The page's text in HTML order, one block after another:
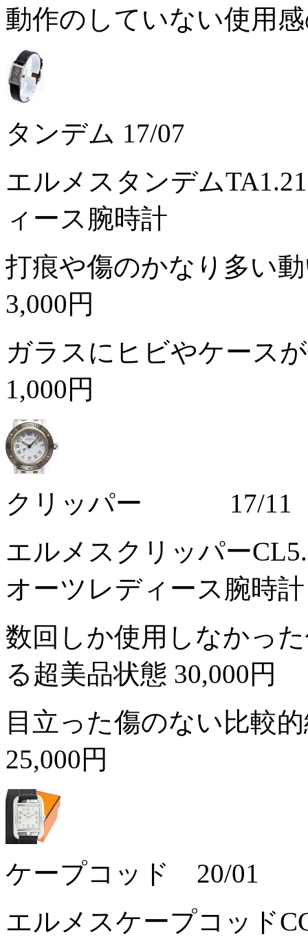
動作のしていない使用
タンデム 17/07
エルメスタンデム
ィース腕時計
打痕や傷のかなり多い
3,000円
ガラスにヒビやケース
1,000円
クリッパー 17/11
エルメスクリッパー
オーツレディース腕時計
数回しか使用しなかっ
る超美品状態 30,000円
目立った傷のない比較
25,000円
ケープコッド 20/01
エルメスケープコッド